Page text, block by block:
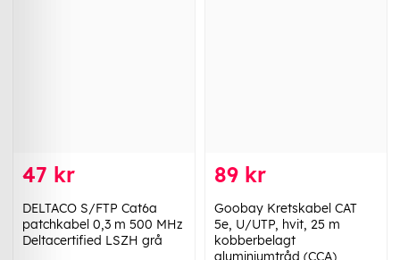
47 kr
DELTACO S/FTP Cat6a
patchkabel 0,3 m 500 MHz
Deltacertified LSZH grå
89 kr
Goobay Kretskabel CAT
5e, U/UTP, hvit, 25 m
kobberbelagt
aluminiumtråd (CCA)